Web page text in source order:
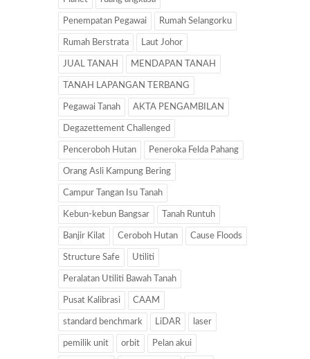
Penempatan Pegawai Rumah Selangorku
Rumah Berstrata Laut Johor
JUAL TANAH MENDAPAN TANAH
TANAH LAPANGAN TERBANG
Pegawai Tanah AKTA PENGAMBILAN
Degazettement Challenged
Penceroboh Hutan Peneroka Felda Pahang
Orang Asli Kampung Bering
Campur Tangan Isu Tanah
Kebun-kebun Bangsar Tanah Runtuh
Banjir Kilat Ceroboh Hutan Cause Floods
Structure Safe Utiliti
Peralatan Utiliti Bawah Tanah
Pusat Kalibrasi CAAM
standard benchmark LiDAR laser
pemilik unit orbit Pelan akui